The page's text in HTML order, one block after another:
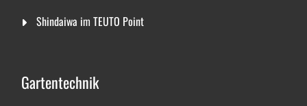
Shindaiwa im TEUTO Point
Gartentechnik